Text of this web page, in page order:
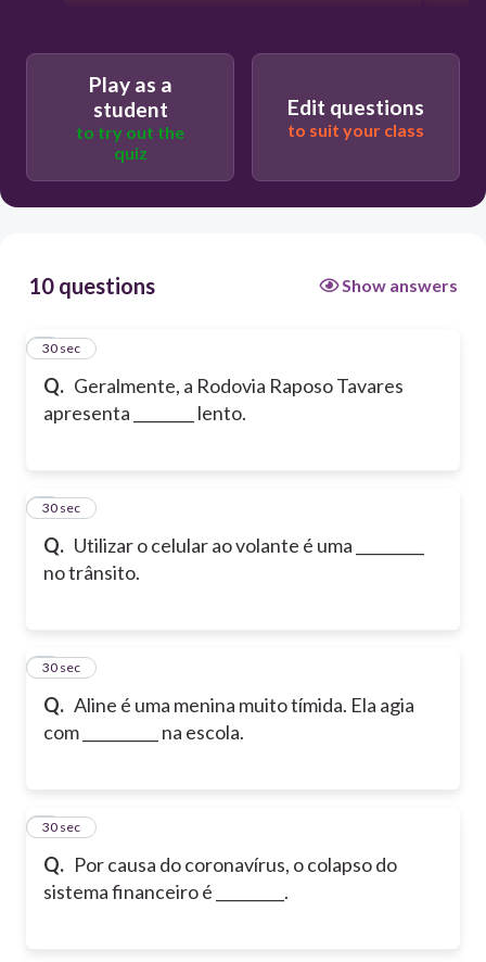
Play as a
student
to try out the
quiz
Edit questions
to suit your class
10 questions Show answers
Q. Geralmente, a Rodovia Raposo Tavares
apresenta ________ lento.
1
30 sec
Q. Utilizar o celular ao volante é uma _________
no trânsito.
2
30 sec
Q. Aline é uma menina muito tímida. Ela agia
com __________ na escola.
3
30 sec
Q. Por causa do coronavírus, o colapso do
sistema financeiro é _________.
4
30 sec